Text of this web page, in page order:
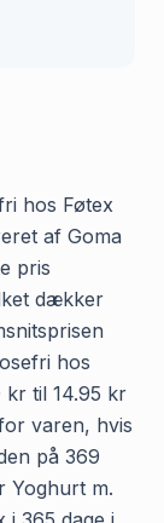
hos Føtex
af Goma
pris
dækker
hos
kr til 14.95 kr
varen, hvis
på 369
Yoghurt m.